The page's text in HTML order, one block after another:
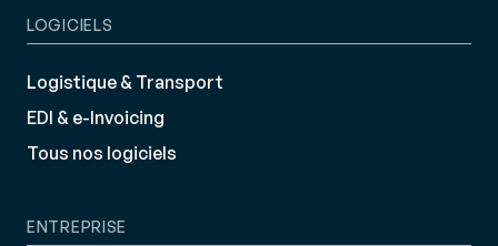
LOGICIELS
Logistique & Transport
EDI & e-Invoicing
Tous nos logiciels
ENTREPRISE